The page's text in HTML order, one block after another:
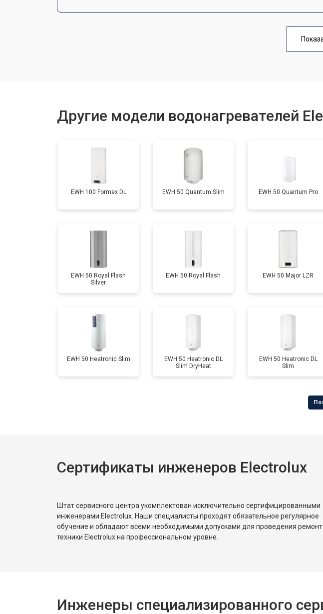
Замена клапана давления
Замена термостата
Ремонт платы управления (восстановление)
Другие модели водонагревателей
EWH 100 Formax DL EWH 50 Quantum Slim EWH 50 Quantum Pro
EWH 50 Royal Flash
Silver
EWH 50 Royal Flash EWH 50 Major LZR
EWH 50 Heatronic Slim
EWH 50 Heatronic DL
Slim DryHeat
EWH 50 Heatronic DL
Slim
Сертификаты инженеров Electrolux
Штат сервисного центра укомплектован исключительно сертифицированными
инженерами Electrolux. Наши специалисты проходят обязательное регулярное
обучение и обладают всеми необходимыми допусками для проведения
техники Electrolux на профессиональном уровне.
Инженеры специализированного